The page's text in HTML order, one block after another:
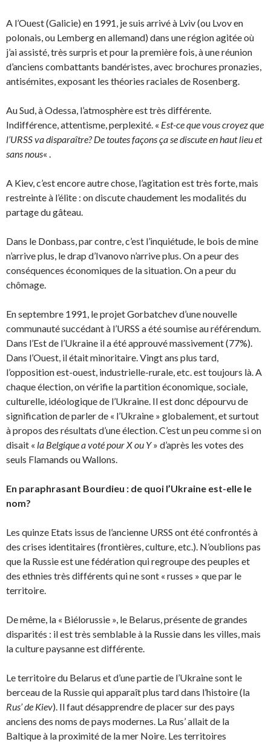
A l’Ouest (Galicie) en 1991, je suis arrivé à Lviv (ou Lvov en
polonais, ou Lemberg en allemand) dans une région agitée où
j’ai assisté, très surpris et pour la première fois, à une réunion
d’anciens combattants bandéristes, avec brochures pronazies,
antisémites, exposant les théories raciales de Rosenberg.
Au Sud, à Odessa, l’atmosphère est très différente.
Indifférence, attentisme, perplexité. « Est-ce que vous croyez que
l’URSS va disparaître? De toutes façons ça se discute en haut lieu et
sans nous« .
A Kiev, c’est encore autre chose, l’agitation est très forte, mais
restreinte à l’élite : on discute chaudement les modalités du
partage du gâteau.
Dans le Donbass, par contre, c’est l’inquiétude, le bois de mine
n’arrive plus, le drap d’Ivanovo n’arrive plus. On a peur des
conséquences économiques de la situation. On a peur du
chômage.
En septembre 1991, le projet Gorbatchev d’une nouvelle
communauté succédant à l’URSS a été soumise au référendum.
Dans l’Est de l’Ukraine il a été approuvé massivement (77%).
Dans l’Ouest, il était minoritaire. Vingt ans plus tard,
l’opposition est-ouest, industrielle-rurale, etc. est toujours là. A
chaque élection, on vérifie la partition économique, sociale,
culturelle, idéologique de l’Ukraine. Il est donc dépourvu de
signification de parler de « l’Ukraine » globalement, et surtout
à propos des résultats d’une élection. C’est un peu comme si on
disait « la Belgique a voté pour X ou Y» d’après les votes des
seuls Flamands ou Wallons.
En paraphrasant Bourdieu : de quoi l’Ukraine est-elle le
nom?
Les quinze Etats issus de l’ancienne URSS ont été confrontés à
des crises identitaires (frontières, culture, etc.). N’oublions pas
que la Russie est une fédération qui regroupe des peuples et
des ethnies très différents qui ne sont « russes » que par le
territoire.
De même, la « Biélorussie », le Belarus, présente de grandes
disparités : il est très semblable à la Russie dans les villes, mais
la culture paysanne est différente.
Le territoire du Belarus et d’une partie de l’Ukraine sont le
berceau de la Russie qui apparaît plus tard dans l’histoire (la
Rus’ de Kiev). Il faut désapprendre de placer sur des pays
anciens des noms de pays modernes. La Rus’ allait de la
Baltique à la proximité de la mer Noire. Les territoires